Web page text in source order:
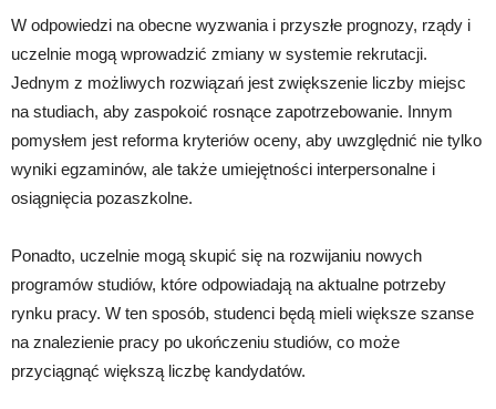
W odpowiedzi na obecne wyzwania i przyszłe prognozy, rządy i
uczelnie mogą wprowadzić zmiany w systemie rekrutacji.
Jednym z możliwych rozwiązań jest zwiększenie liczby miejsc
na studiach, aby zaspokoić rosnące zapotrzebowanie. Innym
pomysłem jest reforma kryteriów oceny, aby uwzględnić nie tylko
wyniki egzaminów, ale także umiejętności interpersonalne i
osiągnięcia pozaszkolne.
Ponadto, uczelnie mogą skupić się na rozwijaniu nowych
programów studiów, które odpowiadają na aktualne potrzeby
rynku pracy. W ten sposób, studenci będą mieli większe szanse
na znalezienie pracy po ukończeniu studiów, co może
przyciągnąć większą liczbę kandydatów.